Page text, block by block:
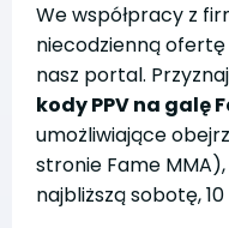
We współpracy z
niecodzienną
nasz portal.
kody PPV na galę
umożliwiające
stronie Fame
najbliższą sobotę,